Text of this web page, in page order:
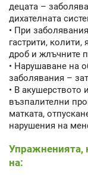
децата –
дихателната
• При
гастрити, колити,
дроб и жлъчните
• Нарушаване на
заболявания –
• В акушерството
възпалителни
матката,
нарушения на
Упражненията,
на: